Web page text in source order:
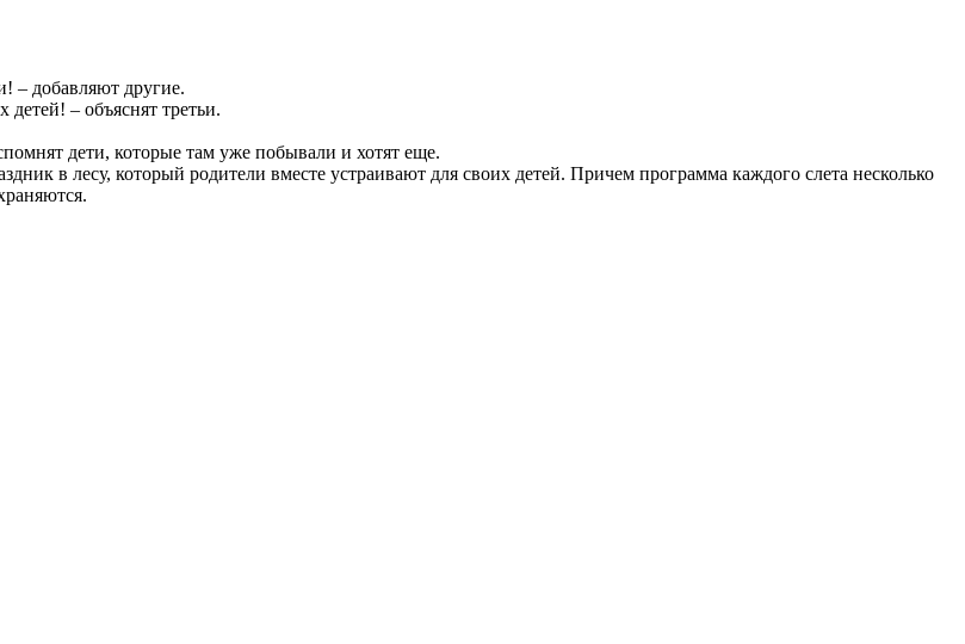
– добавляют другие.
– объяснят третьи.
дети, которые там уже побывали и хотят еще.
в лесу, который родители вместе устраивают для своих детей. Причем программа каждого слета несколько